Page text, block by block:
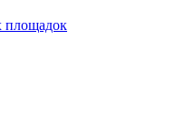
площадок